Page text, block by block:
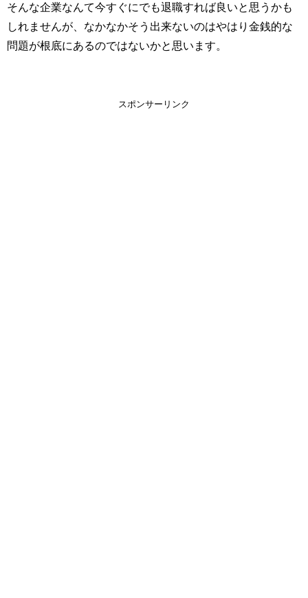
そんな企業なんて今すぐにでも退職すれば良いと思うかも
しれませんが、なかなかそう出来ないのはやはり金銭的な
問題が根底にあるのではないかと思います。
スポンサーリンク